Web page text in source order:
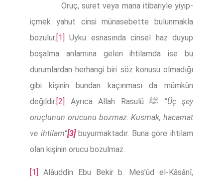
Oruç, suret veya mana itibariyle yiyip-
içmek yahut cinsi münasebette bulunmakla
bozulur.[1] Uyku esnasında cinsel haz duyup
boşalma anlamına gelen ihtilamda ise bu
durumlardan herhangi biri söz konusu olmadığı
gibi kişinin bundan kaçınması da mümkün
değildir.[2]
“Üç şey
oruçlunun orucunu bozmaz: Kusmak, hacamat
ve ihtilam”[3]buyurmaktadır. Buna göre ihtilam
olan kişinin orucu bozulmaz.
[1]
Alâuddîn Ebu Bekir b. Mes’ûd el-Kâsânî,